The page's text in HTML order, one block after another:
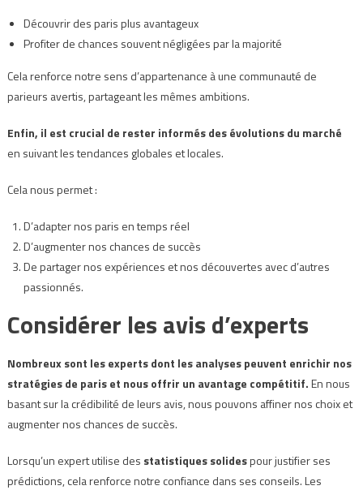
Découvrir des paris plus avantageux
Profiter de chances souvent négligées par la majorité
Cela renforce notre sens d’appartenance à une communauté de
parieurs avertis, partageant les mêmes ambitions.
Enfin, il est crucial de rester informés des évolutions du marché
en suivant les tendances globales et locales.
Cela nous permet :
D’adapter nos paris en temps réel
D’augmenter nos chances de succès
De partager nos expériences et nos découvertes avec d’autres
passionnés.
Considérer les avis d’experts
Nombreux sont les experts dont les analyses peuvent enrichir nos
stratégies de paris et nous offrir un avantage compétitif.En nous
basant sur la crédibilité de leurs avis, nous pouvons affiner nos choix et
augmenter nos chances de succès.
Lorsqu’un expert utilise des statistiques solidespour justifier ses
prédictions, cela renforce notre confiance dans ses conseils. Les